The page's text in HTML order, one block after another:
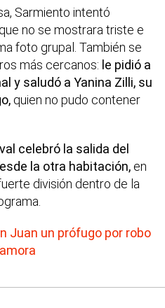
Sarmiento intentó
no se mostrara triste e
foto grupal. También se
más cercanos: le pidió a
y saludó a Yanina Zilli, su
quien no pudo contener
celebró la salida del
la otra habitación, en
división dentro de la
Juan un prófugo por robo